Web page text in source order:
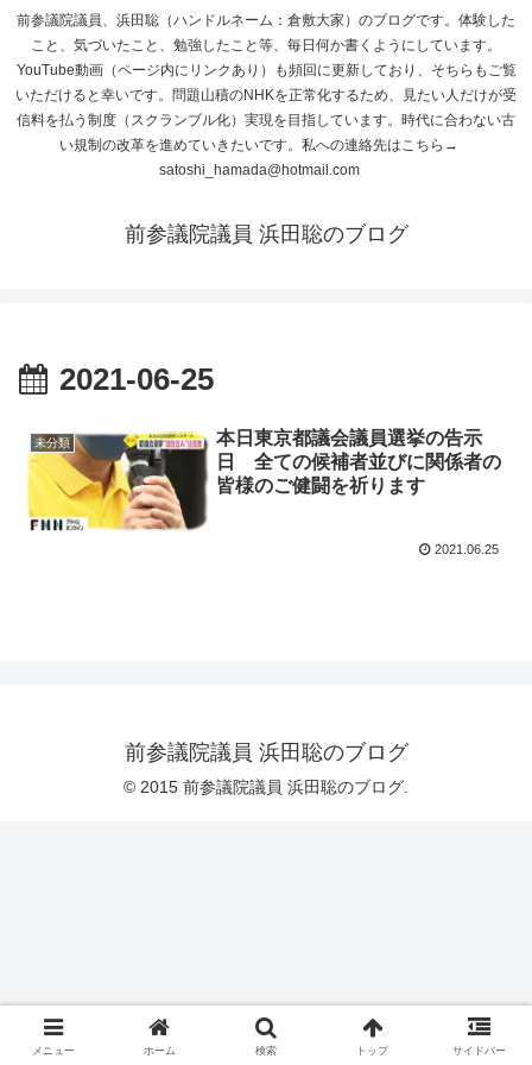
前参議院議員、浜田聡（ハンドルネーム：倉敷大家）のブログです。体験した
こと、気づいたこと、勉強したこと等、毎日何か書くようにしています。
YouTube動画（ページ内にリンクあり）も頻回に更新しており、そちらもご覧
いただけると幸いです。問題山積のNHKを正常化するため、見たい人だけが受
信料を払う制度（スクランブル化）実現を目指しています。時代に合わない古
い規制の改革を進めていきたいです。私への連絡先はこちら→
satoshi_hamada@hotmail.com
前参議院議員 浜田聡のブログ
2021-06-25
未分類
本日東京都議会議員選挙の告示
日 全ての候補者並びに関係者の
皆様のご健闘を祈ります
2021.06.25
前参議院議員 浜田聡のブログ
© 2015 前参議院議員 浜田聡のブログ.
メニュー ホーム 検索 トップ サイドバー